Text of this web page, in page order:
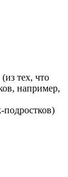
тех, что
например,